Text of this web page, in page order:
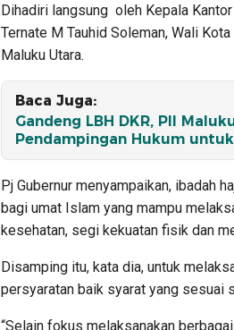
Dihadiri langsung oleh Kepala
Ternate M Tauhid Soleman, Wali
Maluku Utara.
Baca Juga:
Gandeng LBH DKR, PII
Pendampingan Hukum
Pj Gubernur menyampaikan, ibadah
bagi umat Islam yang mampu
kesehatan, segi kekuatan fisik dan
Disamping itu, kata dia, untuk
persyaratan baik syarat yang sesuai
“Selain fokus melaksanakan